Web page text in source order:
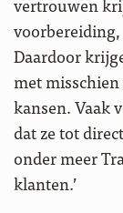
Daardoor
met
kansen. Vaak
dat ze tot
onder meer
klanten.’